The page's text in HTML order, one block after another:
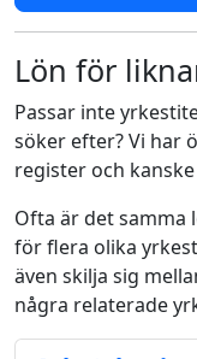
Lön för
Passar inte
söker efter? Vi har
register och
Ofta är det
för flera olika
även skilja sig
några relaterade